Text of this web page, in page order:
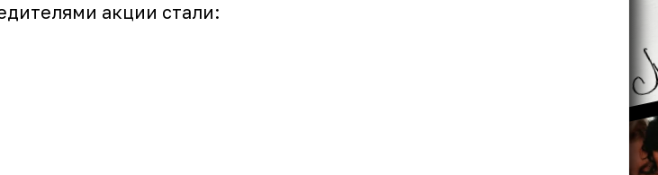
акции стали: